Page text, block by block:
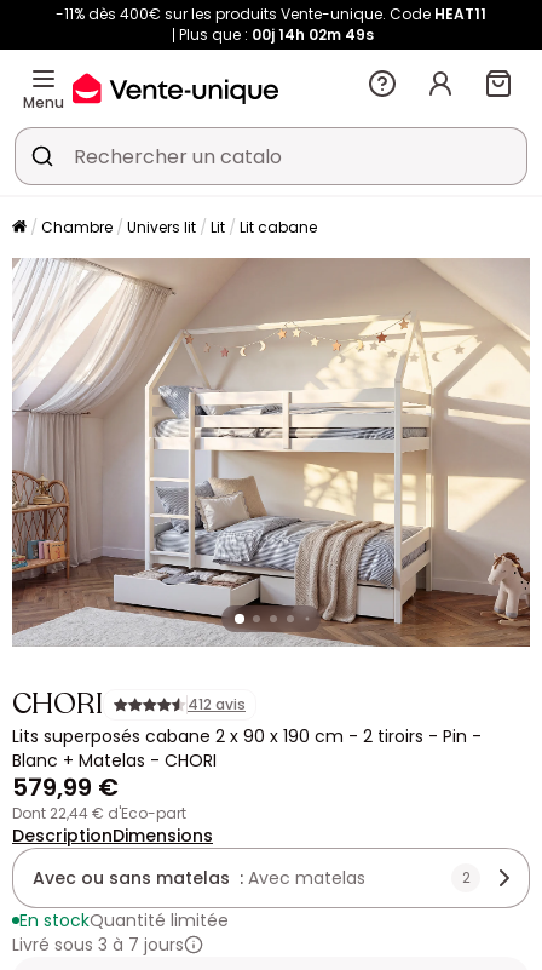
-11% dès 400€ sur les produits Vente-unique. Code HEAT11
Plus que : 00j14h 02m 48s
Menu
Chambre Univers lit Lit Lit cabane
CHORI 412 avis
Lits superposés cabane 2 x 90 x 190 cm - 2 tiroirs - Pin -
Blanc + Matelas - CHORI
579,99 €
dont 22,44 € d'Eco-part
DescriptionDimensions
Avec ou sans matelas : Avec matelas 2
En stockQuantité limitée
Livré sous 3 à 7 jours